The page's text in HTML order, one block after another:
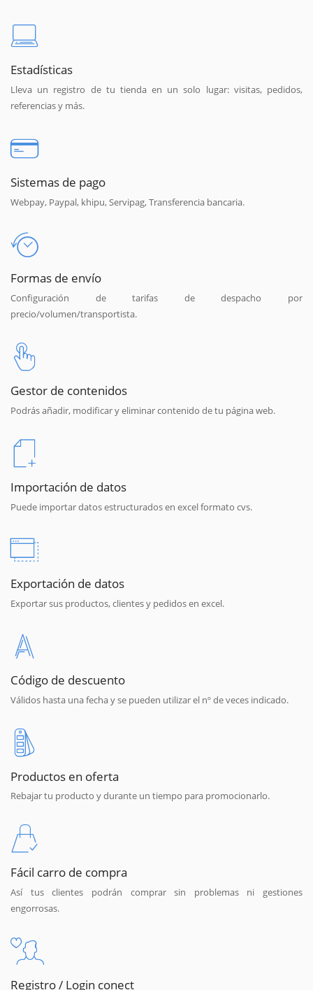
Estadísticas
Lleva un registro de tu tienda en un solo lugar: visitas, pedidos,
referencias y más.
Sistemas de pago
Webpay, Paypal, khipu, Servipag, Transferencia bancaria.
Formas de envío
Configuración de tarifas de despacho por
precio/volumen/transportista.
Gestor de contenidos
Podrás añadir, modificar y eliminar contenido de tu página web.
Importación de datos
Puede importar datos estructurados en excel formato cvs.
Exportación de datos
Exportar sus productos, clientes y pedidos en excel.
Código de descuento
Válidos hasta una fecha y se pueden utilizar el nº de veces indicado.
Productos en oferta
Rebajar tu producto y durante un tiempo para promocionarlo.
Fácil carro de compra
Así tus clientes podrán comprar sin problemas ni gestiones
engorrosas.
Registro / Login conect